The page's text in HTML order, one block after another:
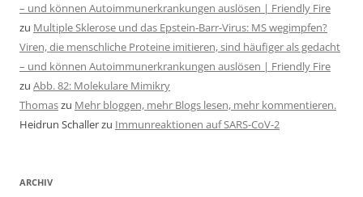
– und können Autoimmunerkrankungen auslösen | Friendly Fire
zu Multiple Sklerose und das Epstein-Barr-Virus: MS wegimpfen?
Viren, die menschliche Proteine imitieren, sind häufiger als gedacht
– und können Autoimmunerkrankungen auslösen | Friendly Fire
zu Abb. 82: Molekulare Mimikry
Thomaszu Mehr bloggen, mehr Blogs lesen, mehr kommentieren.
Heidrun Schallerzu Immunreaktionen auf SARS-CoV-2
ARCHIV